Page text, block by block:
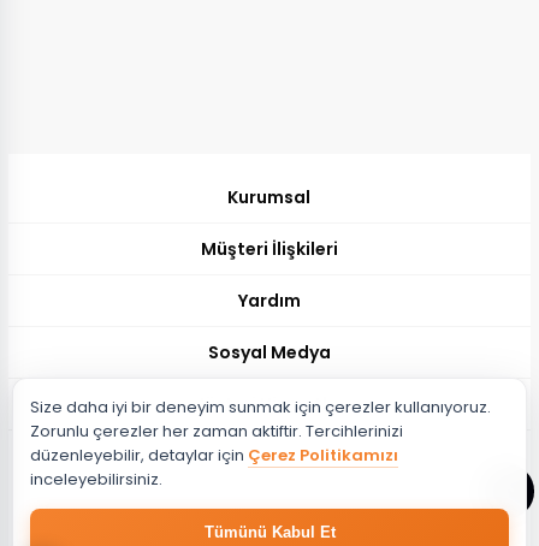
Kurumsal
Müşteri İlişkileri
Yardım
Sosyal Medya
Müşteri Hizmetleri
Müşteri Destek Hattı
444 51 26
Müşteri Destek Maili
musteri@evdema.com
Size daha iyi bir deneyim sunmak için çerezler kullanıyoruz.
Zorunlu çerezler her zaman aktiftir. Tercihlerinizi
düzenleyebilir, detaylar için Çerez Politikamızı
inceleyebilirsiniz.
Tümünü Kabul Et